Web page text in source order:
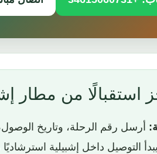
استقبالًا من مطار
أرسل رقم الرحلة، وتاريخ
داخل إشبيلية استرشاديًا من 45 يورو للسيارة